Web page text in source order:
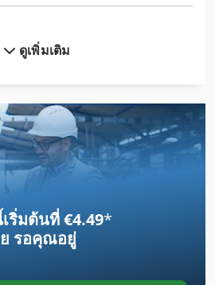
ดูเพิ่มเติม
ริ่มต้นที่ €4.49*
รอคุณอยู่